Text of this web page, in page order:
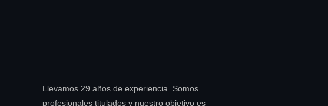
Llevamos 29 años de experiencia. Somos
profesionales titulados y nuestro objetivo es